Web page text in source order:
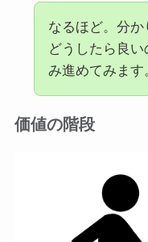
なるほど。分か
どうしたら良
み進めてみます
価値の階段